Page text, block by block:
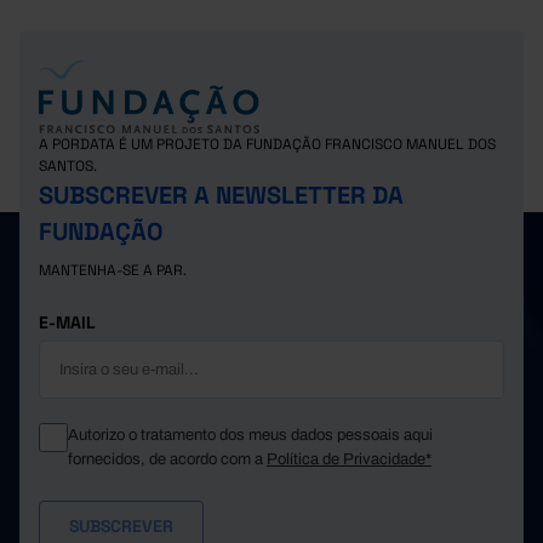
A PORDATA É UM PROJETO DA FUNDAÇÃO FRANCISCO MANUEL DOS
SANTOS.
SUBSCREVER A NEWSLETTER DA
FUNDAÇÃO
MANTENHA-SE A PAR.
E-MAIL
Autorizo o tratamento dos meus dados pessoais aqui
fornecidos, de acordo com a Política de Privacidade*